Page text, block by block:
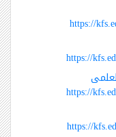
https://
https://
https://
https://